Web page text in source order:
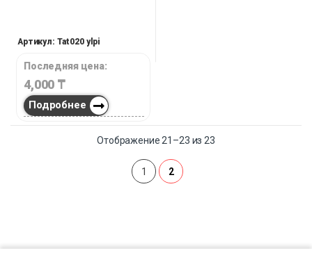
Артикул: Tat020 ylpi
Последняя цена:
4,000 ₸
Подробнее
Отображение 21–23 из 23
1 2